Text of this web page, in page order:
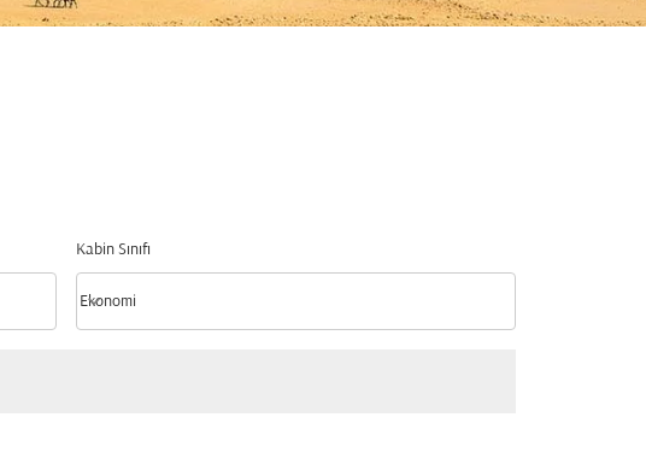
Kabin Sınıfı
Kabin Sınıfı option Ekonomi Selected
Ekonomi
keyboard_arrow_down